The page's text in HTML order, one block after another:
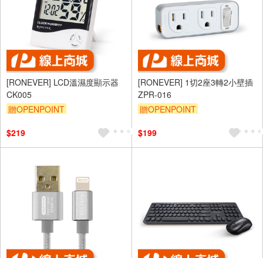
[RONEVER] LCD溫濕度顯示器
CK005
贈OPENPOINT
$219
[RONEVER] 1切2座3轉2小壁插
ZPR-016
贈OPENPOINT
$199